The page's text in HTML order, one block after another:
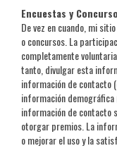
Encuestas y
De vez en cuando, mi
o concursos. La
completamente
tanto, divulgar esta
información de contacto
información demográfica
información de contacto
otorgar premios. La
o mejorar el uso y la